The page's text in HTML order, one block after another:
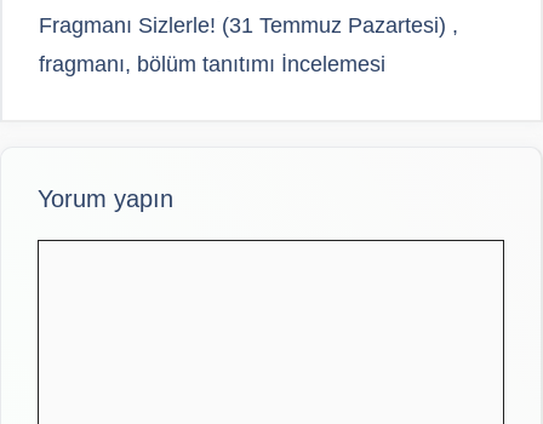
Fragmanı Sizlerle! (31 Temmuz Pazartesi) ,
fragmanı, bölüm tanıtımı İncelemesi
Yorum yapın